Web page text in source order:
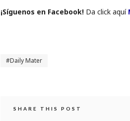
¡Sí­guenos en Facebook! Da click aquí
Daily Mater
SHARE THIS POST